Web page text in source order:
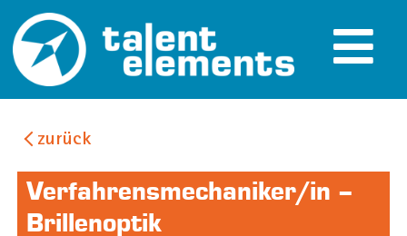
zurück
Verfahrensmechaniker/in –
Brillenoptik